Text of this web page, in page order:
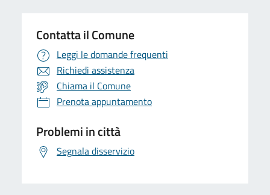
Contatta il Comune
Leggi le domande frequenti
Richiedi assistenza
Chiama il Comune
Prenota appuntamento
Problemi in città
Segnala disservizio